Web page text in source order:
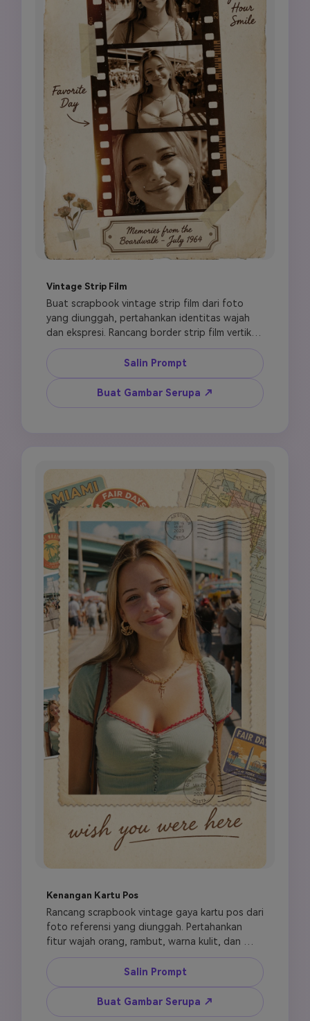
Vintage Strip Film
Buat scrapbook vintage strip film dari foto
yang diunggah, pertahankan identitas wajah
dan ekspresi. Rancang border strip film vertikal
dengan 3 hingga 4 frame yang menampilkan
orang yang sama dalam crop dan sudut sedikit
berbeda. Tambahkan latar belakang kertas tua
di antara frame, anotasi tulisan tangan kecil,
potongan selotip vintage, dan detail sudut
vintage dekoratif di bagian bawah dengan
teks gaya tulisan tangan. Vertikal 9:16, suasana
scrapbook film analog.
Salin Prompt
Buat Gambar Serupa ↗
Kenangan Kartu Pos
Rancang scrapbook vintage gaya kartu pos dari
foto referensi yang diunggah. Pertahankan
fitur wajah orang, rambut, warna kulit, dan
aksesori. Buat frame kartu pos vintage besar
dengan tekstur kertas tua, border stempel
dekoratif, dan skrip tulisan tangan "wish you
were here". Tempatkan potret sebagai gambar
utama di dalam frame kartu pos, tambahkan
Salin Prompt
Buat Gambar Serupa ↗